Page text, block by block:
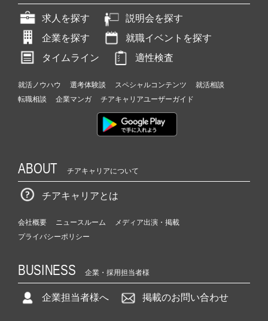
求人を探す
説明会を探す
企業を探す
就職イベントを探す
タイムライン
適性検査
就活ノウハウ 選考体験談 スペシャルコンテンツ
就活相談
転職相談
企業マンガ チアキャリアユーザーガイド
ABOUT チアキャリアについて
チアキャリアとは
会社概要 ニュースルーム
メディア出演・掲載
プライバシーポリシー
BUSINESS 企業・採用担当者様
企業担当者様へ 掲載のお問い合わせ